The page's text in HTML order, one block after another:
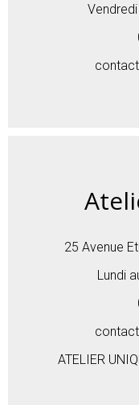
25 Avenue
Lundi
ATELIER